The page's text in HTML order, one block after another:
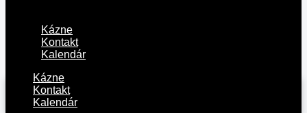
Kázne
Kontakt
Kalendár
Kázne
Kontakt
Kalendár